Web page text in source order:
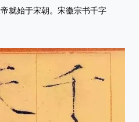
就始于宋朝。宋徽宗书千字